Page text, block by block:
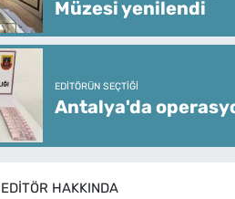
Müzesi yenilendi
EDITÖRÜN SEÇTIĞI
Antalya'da
EDITÖR HAKKINDA